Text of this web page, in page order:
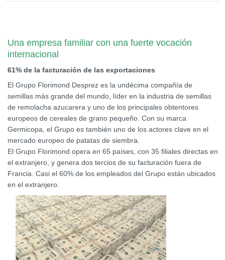
Una empresa familiar con una fuerte vocación
internacional
61% de la facturación de las exportaciones
El Grupo Florimond Desprez es la undécima compañía de
semillas más grande del mundo, líder en la industria de semillas
de remolacha azucarera y uno de los principales obtentores
europeos de cereales de grano pequeño. Con su marca
Germicopa, el Grupo es también uno de los actores clave en el
mercado europeo de patatas de siembra.
El Grupo Florimond opera en 65 países, con 35 filiales directas en
el extranjero, y genera dos tercios de su facturación fuera de
Francia. Casi el 60% de los empleados del Grupo están ubicados
en el extranjero.